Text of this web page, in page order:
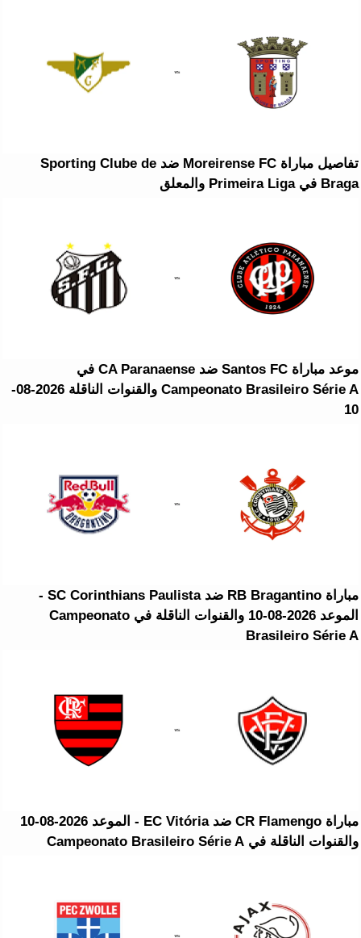
تفاصيل مباراة Moreirense FC ضد Sporting Clube de
Braga في Primeira Liga والمعلق
موعد مباراة Santos FC ضد CA Paranaense في
Campeonato Brasileiro Série A والقنوات الناقلة 2026-08-
10
مباراة RB Bragantino ضد SC Corinthians Paulista -
الموعد 2026-08-10 والقنوات الناقلة في Campeonato
Brasileiro Série A
مباراة CR Flamengo ضد EC Vitória - الموعد 2026-08-10
والقنوات الناقلة في Campeonato Brasileiro Série A